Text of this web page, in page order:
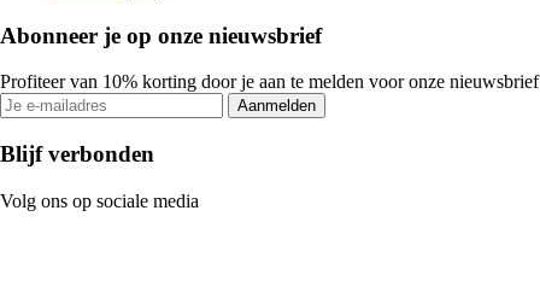
Abonneer je op onze nieuwsbrief
Profiteer van 10% korting door je aan te melden voor onze nieuwsbrief
Aanmelden
Blijf verbonden
Volg ons op sociale media